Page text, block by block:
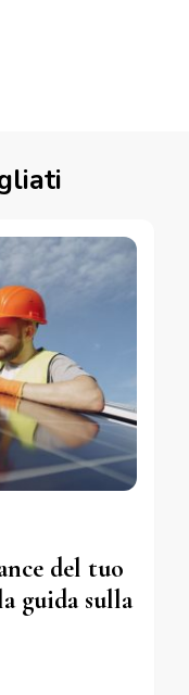
del tuo
guida sulla